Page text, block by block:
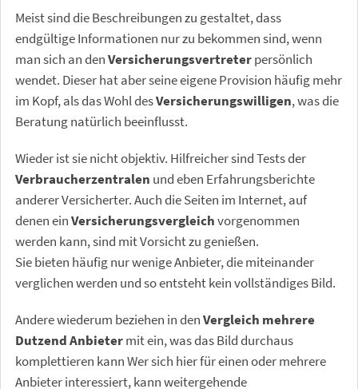
Meist sind die Beschreibungen zu gestaltet, dass
endgültige Informationen nur zu bekommen sind, wenn
man sich an denVersicherungsvertreterpersönlich
wendet. Dieser hat aber seine eigene Provision häufig mehr
im Kopf, als das Wohl desVersicherungswilligen, was die
Beratung natürlich beeinflusst.
Wieder ist sie nicht objektiv. Hilfreicher sind Tests der
Verbraucherzentralen und eben Erfahrungsberichte
anderer Versicherter. Auch die Seiten im Internet, auf
denen einVersicherungsvergleichvorgenommen
werden kann, sind mit Vorsicht zu genießen.
Sie bieten häufig nur wenige Anbieter, die miteinander
verglichen werden und so entsteht kein vollständiges Bild.
Andere wiederum beziehen in denVergleich mehrere
Dutzend Anbietermit ein, was das Bild durchaus
komplettieren kann Wer sich hier für einen oder mehrere
Anbieter interessiert, kann weitergehende